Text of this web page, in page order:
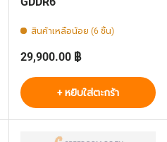
สินค้าเหลือน้อย (6 ชิ้น)
ราคาปกติ
29,900.00 ฿
+ หยิบใส่ตะกร้า